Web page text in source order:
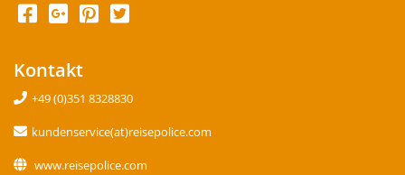
Kontakt
+49 (0)351 8328830
kundenservice(at)reisepolice.com
www.reisepolice.com